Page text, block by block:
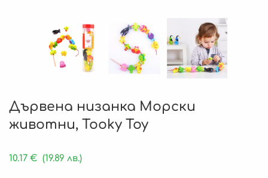
Дървена низанка Морски
животни, Tooky Toy
10.17 € (19.89 лв.)